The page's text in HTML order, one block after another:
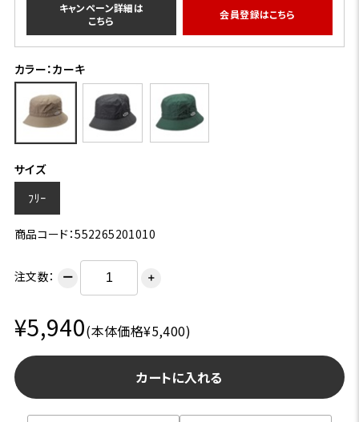
キャンペーン詳細は
こちら
会員登録はこちら
カラー：カーキ
サイズ
ﾌﾘｰ
商品コード：552265201010
注文数： ー ＋
¥5,940(本体価格¥5,400)
カートに入れる